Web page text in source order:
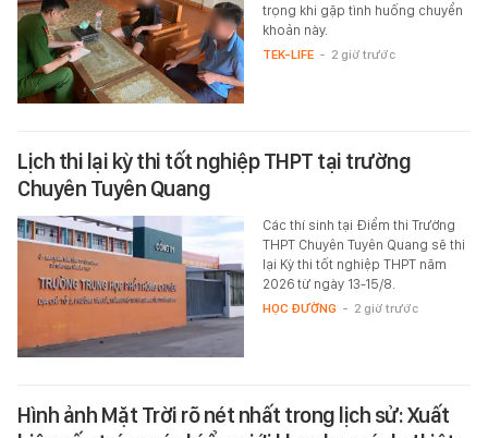
trọng khi gặp tình huống chuyển
khoản này.
TEK-LIFE - 2 giờ trước
Lịch thi lại kỳ thi tốt nghiệp THPT tại trường
Chuyên Tuyên Quang
Các thí sinh tại Điểm thi Trường
THPT Chuyên Tuyên Quang sẽ thi
lại Kỳ thi tốt nghiệp THPT năm
2026 từ ngày 13-15/8.
HỌC ĐƯỜNG - 2 giờ trước
Hình ảnh Mặt Trời rõ nét nhất trong lịch sử: Xuất